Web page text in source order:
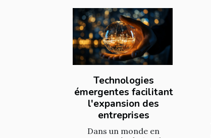
Technologies
émergentes facilitant
l'expansion des
entreprises
Dans un monde en